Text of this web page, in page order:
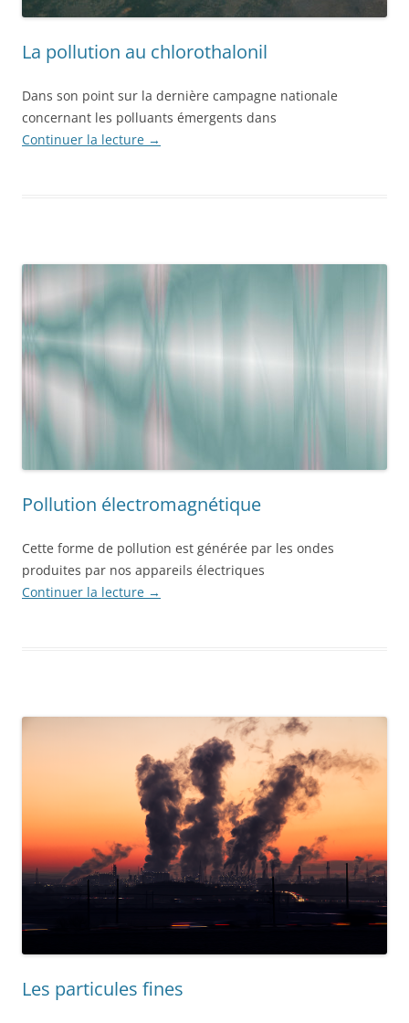
La pollution au chlorothalonil
Dans son point sur la dernière campagne nationale
concernant les polluants émergents dans
Continuer la lecture →
Pollution électromagnétique
Cette forme de pollution est générée par les ondes
produites par nos appareils électriques
Continuer la lecture →
Les particules fines